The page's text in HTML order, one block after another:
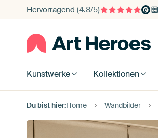
Hervorragend (4.8/5)
Kunstwerke Kollektionen
Du bist hier:Home Wandbilder